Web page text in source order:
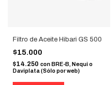
Filtro de Aceite Hibari GS 500
$15.000
$14.250 conBRE-B, Nequi o
Daviplata (Sólo por web)